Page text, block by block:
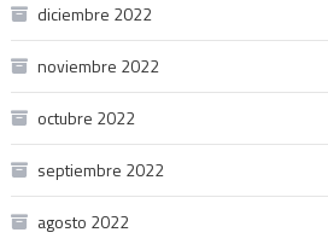
diciembre 2022
noviembre 2022
octubre 2022
septiembre 2022
agosto 2022